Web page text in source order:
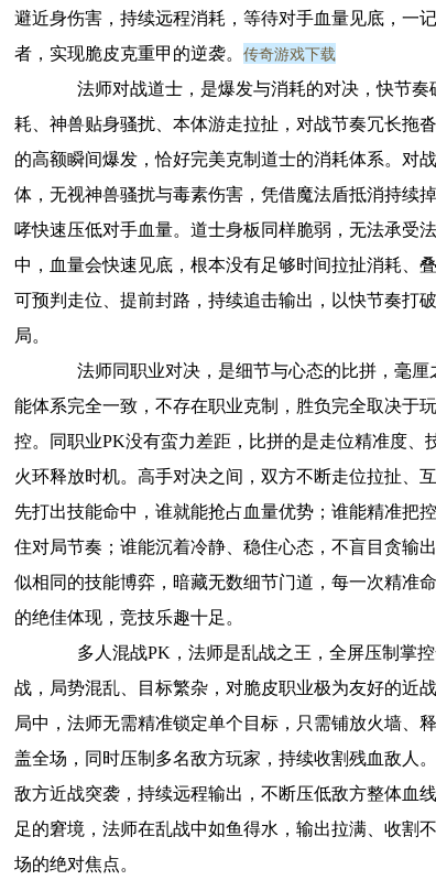
避近身伤害，持续远程消耗，等待对手血量见底，一
者，实现脆皮克重甲的逆袭。 传奇游戏下载
法师对战道士，是爆发与消耗的对决，快节奏
耗、神兽贴身骚扰、本体游走拉扯，对战节奏冗长拖
的高额瞬间爆发，恰好完美克制道士的消耗体系。对
体，无视神兽骚扰与毒素伤害，凭借魔法盾抵消持续
哮快速压低对手血量。道士身板同样脆弱，无法承受
中，血量会快速见底，根本没有足够时间拉扯消耗、
可预判走位、提前封路，持续追击输出，以快节奏打
局。
法师同职业对决，是细节与心态的比拼，毫厘
能体系完全一致，不存在职业克制，胜负完全取决于
控。同职业PK没有蛮力差距，比拼的是走位精准度、
火环释放时机。高手对决之间，双方不断走位拉扯、
先打出技能命中，谁就能抢占血量优势；谁能精准把
住对局节奏；谁能沉着冷静、稳住心态，不盲目贪输
似相同的技能博弈，暗藏无数细节门道，每一次精准
的绝佳体现，竞技乐趣十足。
多人混战PK，法师是乱战之王，全屏压制掌控
战，局势混乱、目标繁杂，对脆皮职业极为友好的近
局中，法师无需精准锁定单个目标，只需铺放火墙、
盖全场，同时压制多名敌方玩家，持续收割残血敌人
敌方近战突袭，持续远程输出，不断压低敌方整体血
足的窘境，法师在乱战中如鱼得水，输出拉满、收割
场的绝对焦点。